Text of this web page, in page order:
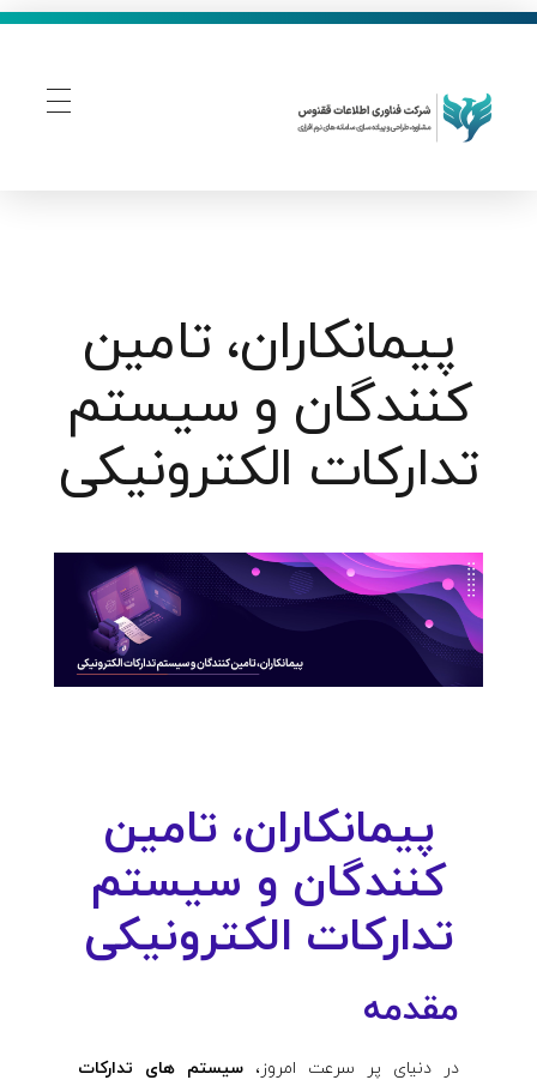
پیمانکاران، تامین
کنندگان و سیستم
تدارکات الکترونیکی
پیمانکاران، تامین
کنندگان و سیستم
تدارکات الکترونیکی
مقدمه
در دنیای پر سرعت امروز، سیستم‌ های تدارکات